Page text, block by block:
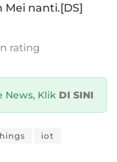
nanti.[DS]
rating
News, Klik DI SINI
iot